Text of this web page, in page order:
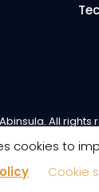
All rights
cookies to
Cookie